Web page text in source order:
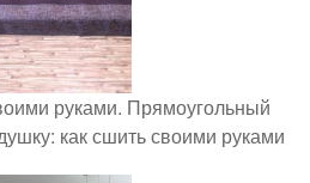
руками. Прямоугольный
как сшить своими руками